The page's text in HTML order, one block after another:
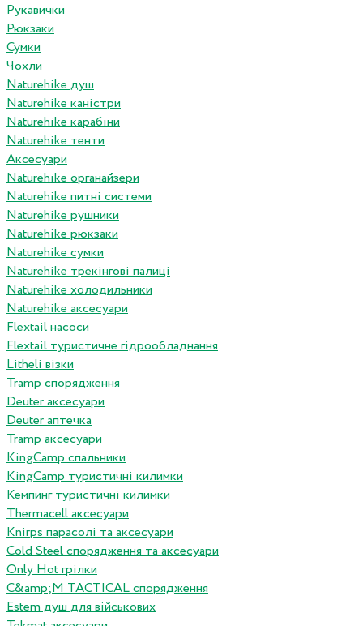
Рукавички
Рюкзаки
Сумки
Чохли
Naturehike душ
Naturehike каністри
Naturehike карабіни
Naturehike тенти
Аксесуари
Naturehike органайзери
Naturehike питні системи
Naturehike рушники
Naturehike рюкзаки
Naturehike сумки
Naturehike трекінгові палиці
Naturehike холодильники
Naturehike аксесуари
Flextail насоси
Flextail туристичне гідрообладнання
Litheli візки
Tramp спорядження
Deuter аксесуари
Deuter аптечка
Tramp аксесуари
KingCamp спальники
KingCamp туристичні килимки
Кемпинг туристичні килимки
Thermacell аксесуари
Knirps парасолі та аксесуари
Cold Steel спорядження та аксесуари
Only Hot грілки
C&amp;M TACTICAL спорядження
Estem душ для військових